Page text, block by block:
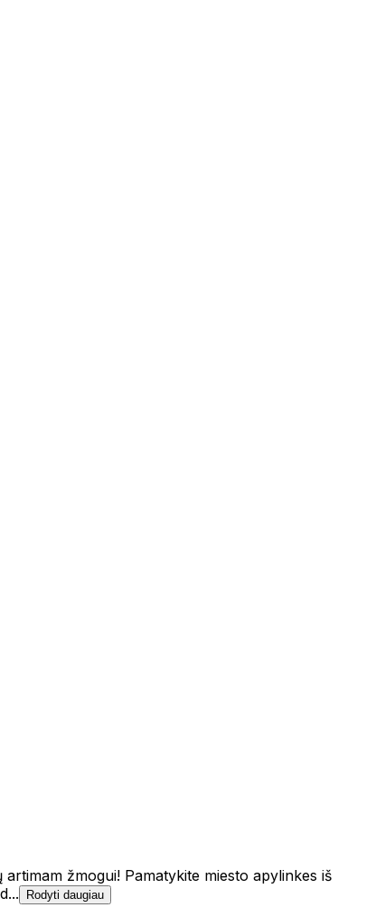
žmogui! Pamatykite miesto apylinkes iš
Rodyti daugiau